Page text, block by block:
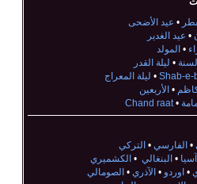
• عيد الأضحى
• عيد الغدير
• المولد
• ليلة القدر
Shab-e-
• ليلة المعراج
• الأربعين
•
Chand raat
• الفارسي • التركي
• البنغالي • الكشميري
• اوردو • الآذري • الصومالي